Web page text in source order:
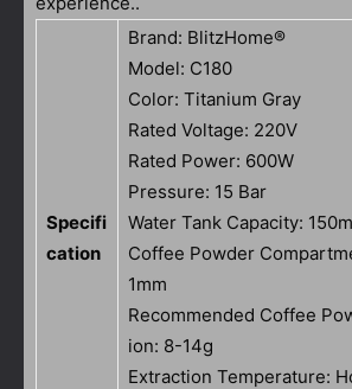
Specifi
cation
Brand: BlitzHome®
Model: C180
Color: Titanium Gray
Rated Voltage: 220V
Rated Power: 600W
Pressure: 15 Bar
Water Tank Capacity:
Coffee Powder
1mm
Recommended Coffee
ion: 8-14g
Extraction Temperature: